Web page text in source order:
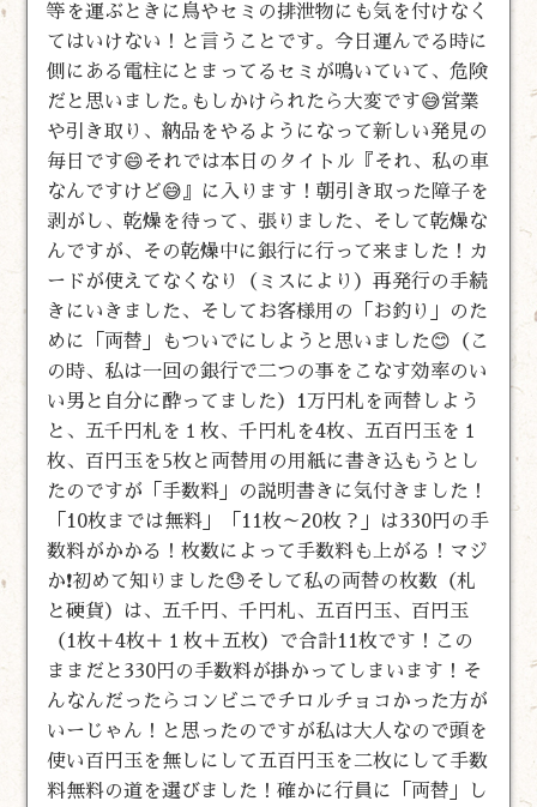
等を運ぶときに鳥やセミの排泄物にも気を付けなく
てはいけない！と言うことです。今日運んでる時に
側にある電柱にとまってるセミが鳴いていて、危険
だと思いました｡もしかけられたら大変です😅営業
や引き取り、納品をやるようになって新しい発見の
毎日です😄それでは本日のタイトル『それ、私の車
なんですけど😅』に入ります！朝引き取った障子を
剥がし、乾燥を待って、張りました、そして乾燥な
んですが、その乾燥中に銀行に行って来ました！カ
ードが使えてなくなり（ミスにより）再発行の手続
きにいきました、そしてお客様用の「お釣り」のた
めに「両替」もついでにしようと思いました😊（こ
の時、私は一回の銀行で二つの事をこなす効率のい
い男と自分に酔ってました）1万円札を両替しよう
と、五千円札を１枚、千円札を4枚、五百円玉を１
枚、百円玉を5枚と両替用の用紙に書き込もうとし
たのですが「手数料」の説明書きに気付きました！
「10枚までは無料」「11枚～20枚？」は330円の手
数料がかかる！枚数によって手数料も上がる！マジ
か❗初めて知りました😓そして私の両替の枚数（札
と硬貨）は、五千円、千円札、五百円玉、百円玉
（1枚＋4枚＋１枚＋五枚）で合計11枚です！この
ままだと330円の手数料が掛かってしまいます！そ
んなんだったらコンビニでチロルチョコかった方が
いーじゃん！と思ったのですが私は大人なので頭を
使い百円玉を無しにして五百円玉を二枚にして手数
料無料の道を選びました！確かに行員に「両替」し